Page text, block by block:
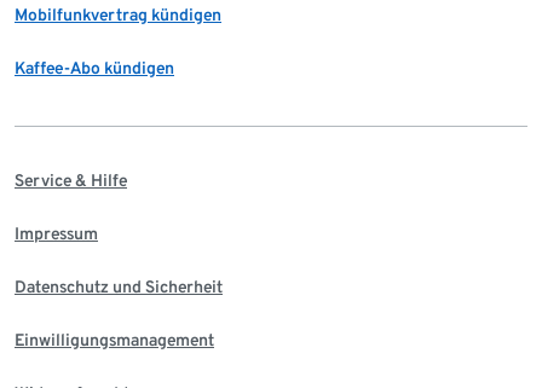
Mobilfunkvertrag kündigen
Kaffee-Abo kündigen
Service & Hilfe
Impressum
Datenschutz und Sicherheit
Einwilligungsmanagement